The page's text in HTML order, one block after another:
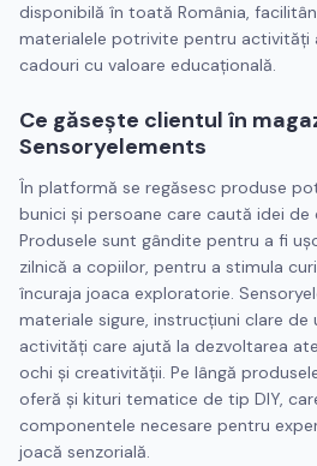
disponibilă în toată România,
materialele potrivite pentru activități
cadouri cu valoare educațională.
Ce găsește clientul în
Sensoryelements
În platformă se regăsesc produse
bunici și persoane care caută idei de
Produsele sunt gândite pentru a fi
zilnică a copiilor, pentru a stimula
încuraja joaca exploratorie.
materiale sigure, instrucțiuni clare de
activități care ajută la dezvoltarea
ochi și creativității. Pe lângă
oferă și kituri tematice de tip DIY,
componentele necesare pentru
joacă senzorială.